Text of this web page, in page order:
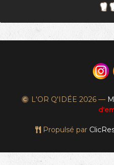
L'OR Q'IDÉE 2026 —
Propulsé par